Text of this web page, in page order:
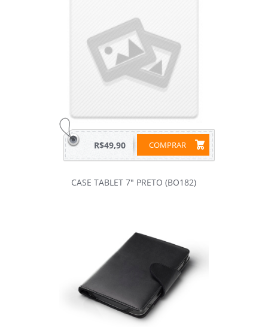
COMPRAR
R$49,90
CASE TABLET 7" PRETO (BO182)